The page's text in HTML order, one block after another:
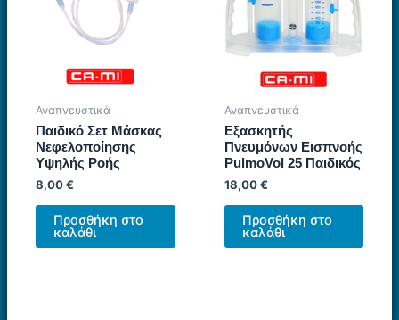
μπορούν
να
επιλεγούν
στη
προϊόντος
Αναπνευστικά
Παιδικό Σετ Μάσκας
Νεφελοποίησης
Υψηλής Ροής
8,00€
Προσθήκη στο
καλάθι
Αναπνευστικά
Εξασκητής
Πνευμόνων Εισπνοής
PulmoVol 25 Παιδικός
18,00€
Προσθήκη στο
καλάθι